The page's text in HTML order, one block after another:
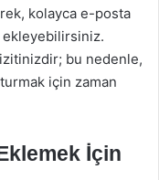
kolayca e-posta
ekleyebilirsiniz.
bu nedenle,
için zaman
İçin